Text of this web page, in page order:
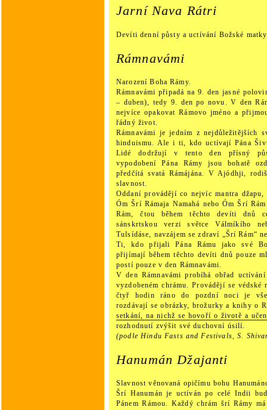
Jarní Nava Rátri
Devíti denní půsty a uctívání Božské
Rámnavámi
Narození Boha Rámy.
Rámnavámi připadá na 9. den jasné
– duben), tedy 9. den po novu. V den
nejvíce opakovat Rámovo jméno a
řádný život.
Rámnavámi je jedním z nejdůležitějších
hinduismu. Ale i ti, kdo uctívají Pána
Lidé dodržují v tento den přísný
vypodobení Pána Rámy jsou bohatě
předčítá svatá Rámájána. V Ajódhji,
slavnost.
Oddaní provádějí co nejvíc mantra
Óm Šrí Rámaja Namahá nebo Óm Šrí
Rám, čtou během těchto devíti dnů
sánskrtskou verzi světce Válmíkího
Tulsídáse, navzájem se zdraví „Šrí Rám“
Ti, kdo přijali Pána Rámu jako své
přijímají během těchto devíti dnů pouze
postí pouze v den Rámnavámi.
V den Rámnavámi probíhá obřad
vyzdobeném chrámu. Provádějí se
čtyř hodin ráno do pozdní noci je
rozdávají se obrázky, brožurky a knihy o
setkání, na nichž se hovoří o životě a
rozhodnutí zvýšit své duchovní úsilí.
(podle Hindu Fasts and Festivals, S.
Hanumán Džajanti
Slavnost věnovaná opičímu bohu
Šrí Hanumán je uctíván po celé Indii
Pánem Rámou. Každý chrám šrí Rámy